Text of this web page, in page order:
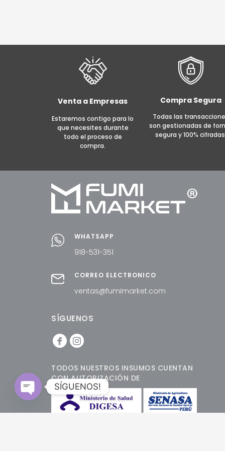
Venta a Empresas
Estaremos contigo para lo
que necesites durante
todo el proceso de
compra.
Compra Segura
Todas las
son gestionadas de
segura y 100%
WHATSAPP
918-531-351
CORREO ELECTRÓNICO
ventas@fumimarket.com
SÍGUENOS
TODOS NUESTROS INSUMOS CUENTAN
CON AUTORIZACIÓN DE
SÍGUENOS!